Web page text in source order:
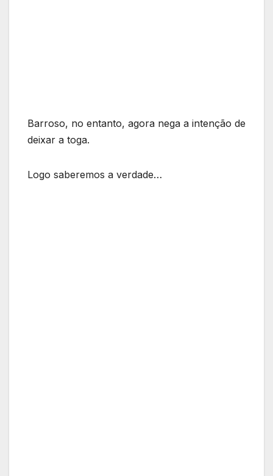
Barroso, no entanto, agora nega a intenção de
deixar a toga.
Logo saberemos a verdade…